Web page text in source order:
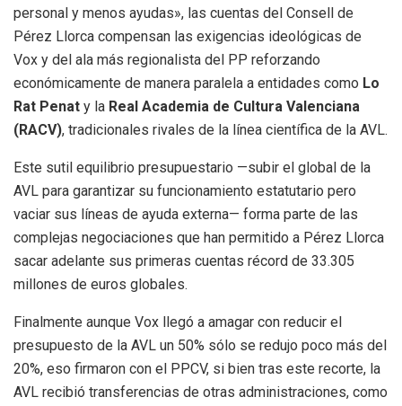
personal y menos ayudas», las cuentas del Consell de
Pérez Llorca compensan las exigencias ideológicas de
Vox y del ala más regionalista del PP reforzando
económicamente de manera paralela a entidades como Lo
Rat Penat y la Real Academia de Cultura Valenciana
(RACV), tradicionales rivales de la línea científica de la AVL.
Este sutil equilibrio presupuestario —subir el global de la
AVL para garantizar su funcionamiento estatutario pero
vaciar sus líneas de ayuda externa— forma parte de las
complejas negociaciones que han permitido a Pérez Llorca
sacar adelante sus primeras cuentas récord de 33.305
millones de euros globales.
Finalmente aunque Vox llegó a amagar con reducir el
presupuesto de la AVL un 50% sólo se redujo poco más del
20%, eso firmaron con el PPCV, si bien tras este recorte, la
AVL recibió transferencias de otras administraciones, como